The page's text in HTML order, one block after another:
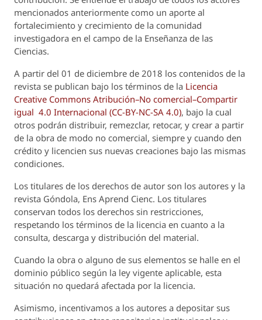
mencionados anteriormente como un aporte al
fortalecimiento y crecimiento de la comunidad
investigadora en el campo de la Enseñanza de las
Ciencias.
A partir del 01 de diciembre de 2018 los contenidos de la
revista se publican bajo los términos de la Licencia
Creative Commons Atribución–No comercial–Compartir
igual 4.0 Internacional (CC-BY-NC-SA 4.0), bajo la cual
otros podrán distribuir, remezclar, retocar, y crear a partir
de la obra de modo no comercial, siempre y cuando den
crédito y licencien sus nuevas creaciones bajo las mismas
condiciones.
Los titulares de los derechos de autor son los autores y la
revista Góndola, Ens Aprend Cienc. Los titulares
conservan todos los derechos sin restricciones,
respetando los términos de la licencia en cuanto a la
consulta, descarga y distribución del material.
Cuando la obra o alguno de sus elementos se halle en el
dominio público según la ley vigente aplicable, esta
situación no quedará afectada por la licencia.
Asimismo, incentivamos a los autores a depositar sus